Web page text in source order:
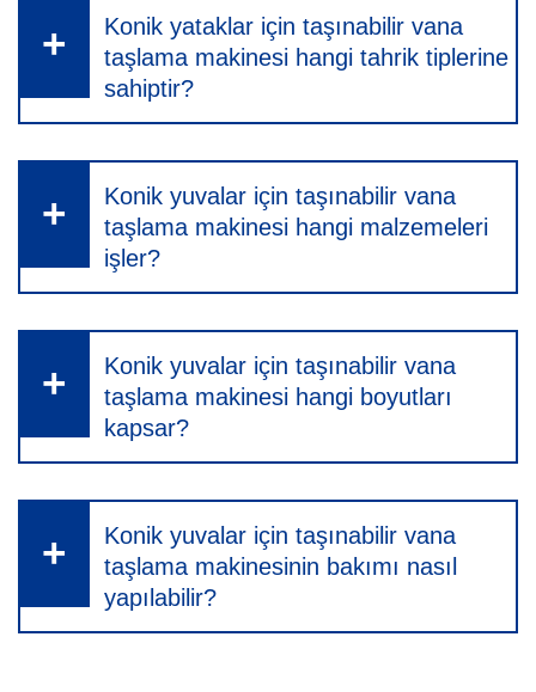
Konik yataklar için taşınabilir vana
taşlama makinesi hangi tahrik tiplerine
sahiptir?
Konik yuvalar için taşınabilir vana
taşlama makinesi hangi malzemeleri
işler?
Konik yuvalar için taşınabilir vana
taşlama makinesi hangi boyutları
kapsar?
Konik yuvalar için taşınabilir vana
taşlama makinesinin bakımı nasıl
yapılabilir?